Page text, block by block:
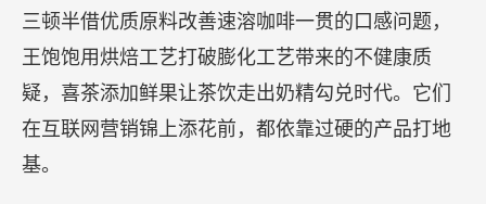
三顿半借优质原料改善速溶咖啡一贯的口感问题，
王饱饱用烘焙工艺打破膨化工艺带来的不健康质
疑，喜茶添加鲜果让茶饮走出奶精勾兑时代。它们
在互联网营销锦上添花前，都依靠过硬的产品打地
基。